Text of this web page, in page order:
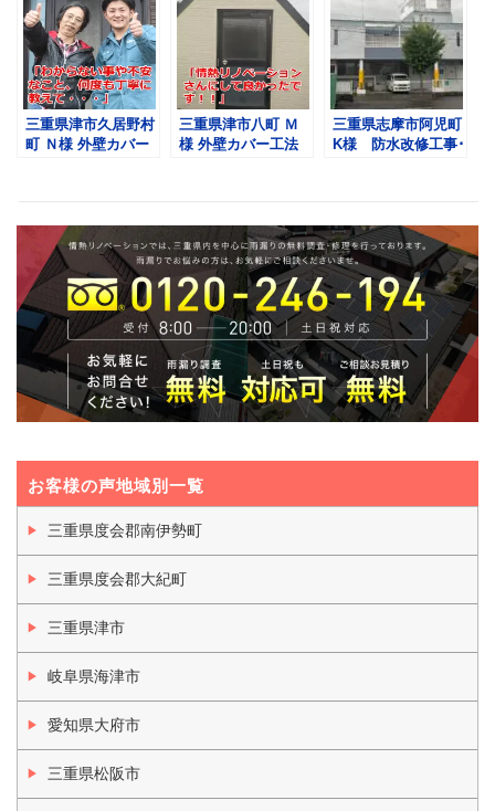
三重県津市久居野村
町 Ｎ様 外壁カバー
三重県津市八町 Ｍ
様 外壁カバー工法
三重県志摩市阿児町
K様 防水改修工事･
お客様の声地域別一覧
三重県度会郡南伊勢町
三重県度会郡大紀町
三重県津市
岐阜県海津市
愛知県大府市
三重県松阪市